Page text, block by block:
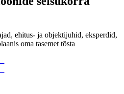
ehitus- ja objektijuhid, eksperdid,
oma tasemet tõsta